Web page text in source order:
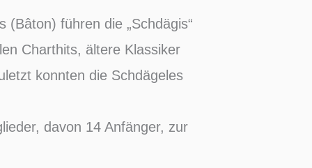
führen die „Schdägis“
Charthits, ältere Klassiker
konnten die Schdägeles
davon 14 Anfänger, zur